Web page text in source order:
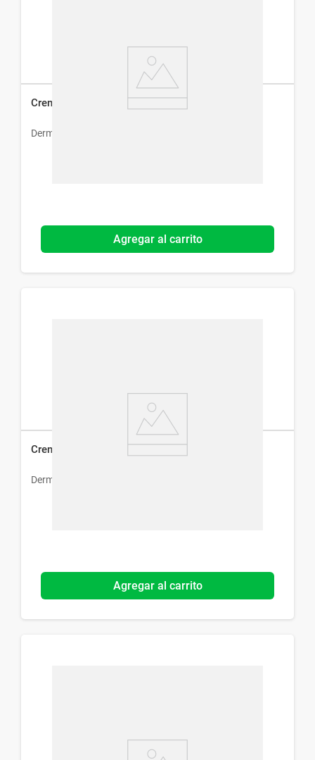
Crema Emoliente Dermur Colastina NMF x 50 ml
Dermur
Agregar al carrito
Crema Hidratante Dermur Colastina x 55 ml
Dermur
Agregar al carrito